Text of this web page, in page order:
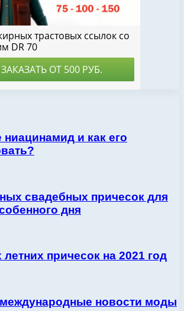
ниацинамид и как его
свадебных причесок для
дня
причесок на 2021 год
новости моды